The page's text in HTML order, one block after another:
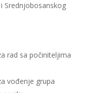
Srednjobosanskog
rad sa počiniteljima
vođenje grupa